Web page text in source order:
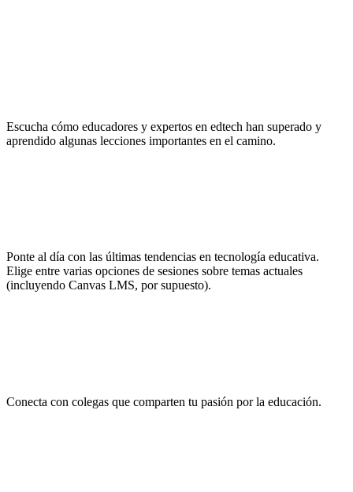
Escucha cómo educadores y expertos en edtech han superado y
aprendido algunas lecciones importantes en el camino.
Ponte al día con las últimas tendencias en tecnología educativa.
Elige entre varias opciones de sesiones sobre temas actuales
(incluyendo Canvas LMS, por supuesto).
Conecta con colegas que comparten tu pasión por la educación.